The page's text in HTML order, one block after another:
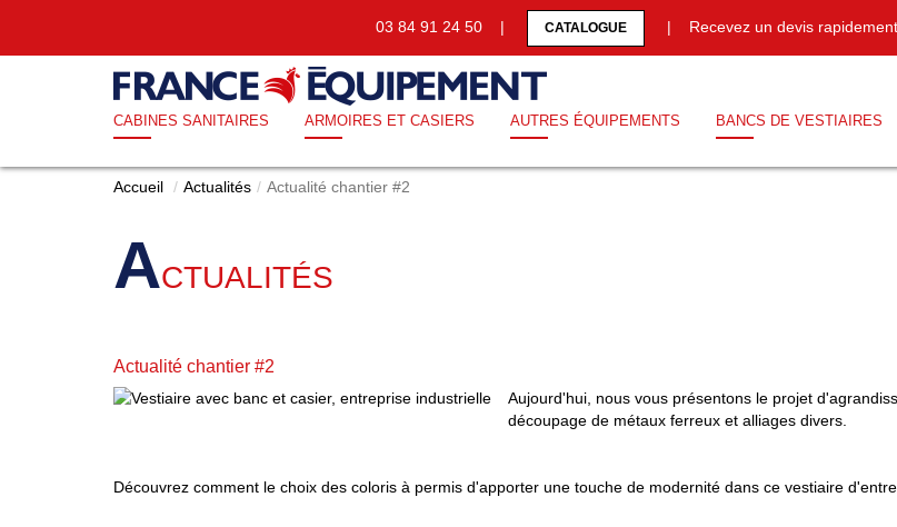
03 84 91 24 50 | CATALOGUE | Recevez un devis
CABINES SANITAIRES ARMOIRES ET CASIERS AUTRES ÉQUIPEMENTS BANCS DE VESTIAIRES
Accueil Actualités Actualité chantier #2
ACTUALITÉS
Actualité chantier #2
Aujourd'hui, nous vous présentons le projet
découpage de métaux ferreux et alliages divers.
Découvrez comment le choix des coloris à permis d'apporter une touche de modernité dans ce vestiaire